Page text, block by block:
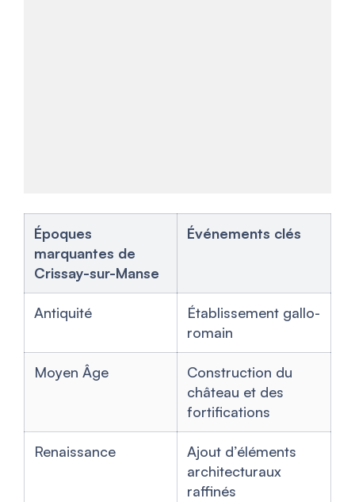
Époques
marquantes de
Crissay-sur-Manse
Événements clés
Antiquité
Établissement gallo-
romain
Moyen Âge
Construction du
château et des
fortifications
Renaissance
Ajout d’éléments
architecturaux
raffinés